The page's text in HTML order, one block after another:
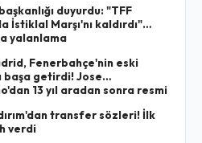
duyurdu: "TFF
İstiklal Marşı'nı kaldırdı"
yalanlama
Fenerbahçe'nin eski
başa getirdi! Jose
13 yıl aradan sonra resmi
transfer sözleri! İlk
verdi